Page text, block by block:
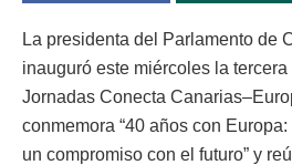
La presidenta del Parlamento de
inauguró este miércoles la
Jornadas Conecta
conmemora “40 años con
un compromiso con el futuro” y